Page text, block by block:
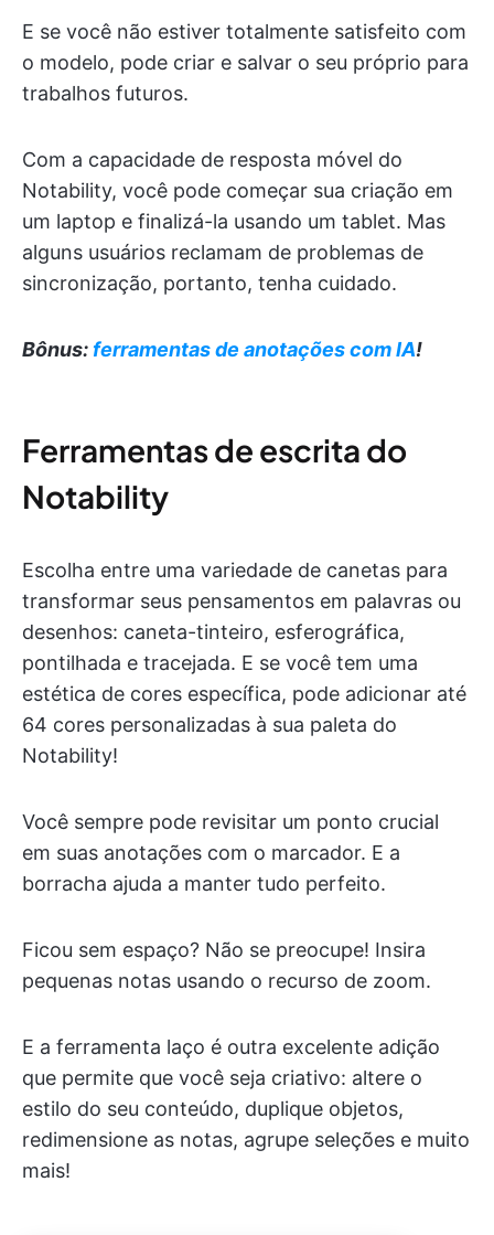
E se você não estiver totalmente satisfeito com
o modelo, pode criar e salvar o seu próprio para
trabalhos futuros.
Com a capacidade de resposta móvel do
Notability, você pode começar sua criação em
um laptop e finalizá-la usando um tablet. Mas
alguns usuários reclamam de problemas de
sincronização, portanto, tenha cuidado.
Bônus:ferramentas de anotações com IA!
Ferramentas de escrita do
Notability
Escolha entre uma variedade de canetas para
transformar seus pensamentos em palavras ou
desenhos: caneta-tinteiro, esferográfica,
pontilhada e tracejada. E se você tem uma
estética de cores específica, pode adicionar até
64 cores personalizadas à sua paleta do
Notability!
Você sempre pode revisitar um ponto crucial
em suas anotações com o marcador. E a
borracha ajuda a manter tudo perfeito.
Ficou sem espaço? Não se preocupe! Insira
pequenas notas usando o recurso de zoom.
E a ferramenta laço é outra excelente adição
que permite que você seja criativo: altere o
estilo do seu conteúdo, duplique objetos,
redimensione as notas, agrupe seleções e muito
mais!